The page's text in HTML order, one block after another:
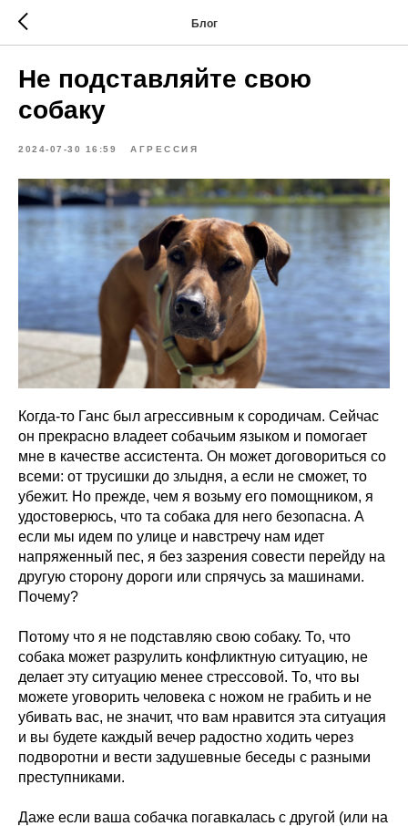
Блог
Не подставляйте свою
собаку
2024-07-30 16:59 АГРЕССИЯ
Когда-то Ганс был агрессивным к сородичам. Сейчас
он прекрасно владеет собачьим языком и помогает
мне в качестве ассистента. Он может договориться со
всеми: от трусишки до злыдня, а если не сможет, то
убежит. Но прежде, чем я возьму его помощником, я
удостоверюсь, что та собака для него безопасна. А
если мы идем по улице и навстречу нам идет
напряженный пес, я без зазрения совести перейду на
другую сторону дороги или спрячусь за машинами.
Почему?
Потому что я не подставляю свою собаку. То, что
собака может разрулить конфликтную ситуацию, не
делает эту ситуацию менее стрессовой. То, что вы
можете уговорить человека с ножом не грабить и не
убивать вас, не значит, что вам нравится эта ситуация
и вы будете каждый вечер радостно ходить через
подворотни и вести задушевные беседы с разными
преступниками.
Даже если ваша собачка погавкалась с другой (или на